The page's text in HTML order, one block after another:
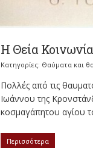
Η Θεία
Κατηγορίες: Θαύματα και
Πολλές από τις
Ιωάννου της
κοσμαγάπητου αγίου
Περισσότερα